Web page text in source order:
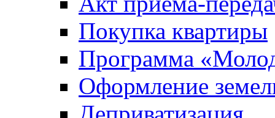
Покупка квартиры
Программа
Оформление